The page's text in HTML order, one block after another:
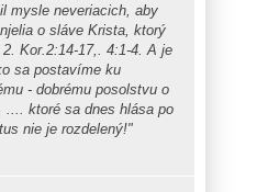
mysle neveriacich, aby
o sláve Krista, ktorý
Kor.2:14-17,. 4:1-4. A je
sa postavíme ku
- dobrému posolstvu o
.... ktoré sa dnes hlása po
nie je rozdelený!"